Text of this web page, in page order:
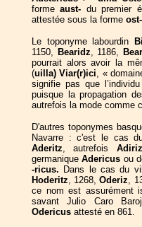
formeaust- du premier
attestée sous la forme ost-
Le toponyme labourdin
1150,
Bearidz , 1186,
pourrait alors avoir la
(uilla) Viar(r)ici , «
signifie pas que
puisque la propagation
autrefois la mode comme
D'autres toponymes
Navarre : c'est le cas
Aderitz , autrefois Adiriz
germaniqueAdericus ou
-ricus. Dans le cas du
Hoderitz , 1268,Oderiz ,
ce nom est assurément
savant Julio Caro
Odericus attesté en 861.